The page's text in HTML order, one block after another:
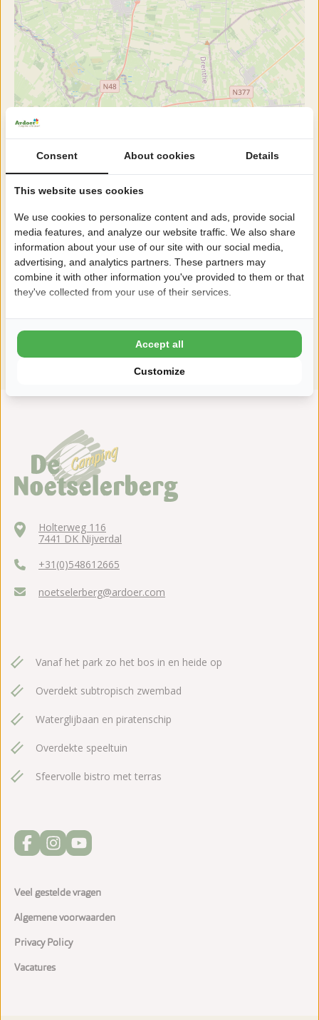
Holterweg 116
7441 DK Nijverdal
+31(0)548612665
noetselerberg@ardoer.com
Vanaf het park zo het bos in en heide op
Overdekt subtropisch zwembad
Waterglijbaan en piratenschip
Overdekte speeltuin
Sfeervolle bistro met terras
Veel gestelde vragen
Algemene voorwaarden
Privacy Policy
Vacatures
Consent About cookies Details
This website uses cookies
We use cookies to personalize content and ads, provide social
media features, and analyze our website traffic. We also share
information about your use of our site with our social media,
advertising, and analytics partners. These partners may
combine it with other information you've provided to them or that
they've collected from your use of their services.
Customize
Accept all